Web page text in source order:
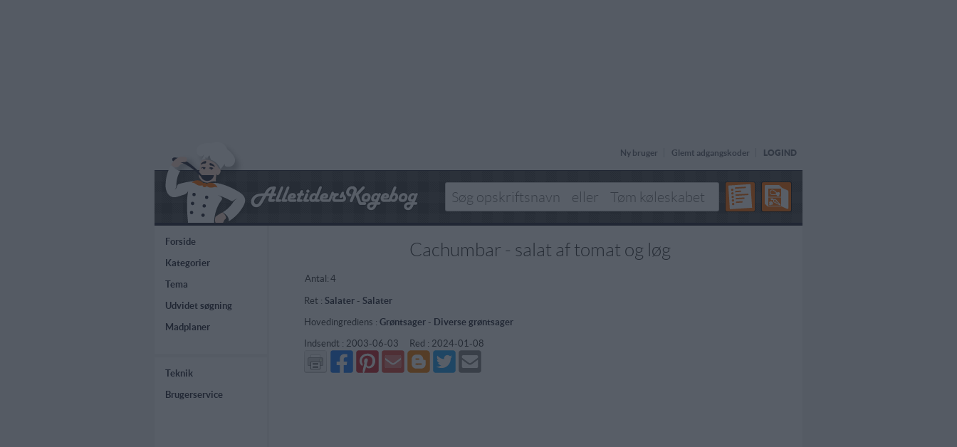
Ny bruger Glemt adgangskoder LOGIND
Forside
Kategorier
Tema
Udvidet søgning
Madplaner
Teknik
Brugerservice
Cachumbar - salat af tomat og løg
Antal: 4
Ret : Salater- Salater
Hovedingrediens : Grøntsager- Diverse grøntsager
Indsendt : 2003-06-03 Red : 2024-01-08
Del
på
Facebook
Del
på
Pinterest
Send
via
GMail
Del
på
Blogger
Del
på
Twitter
Send
mail